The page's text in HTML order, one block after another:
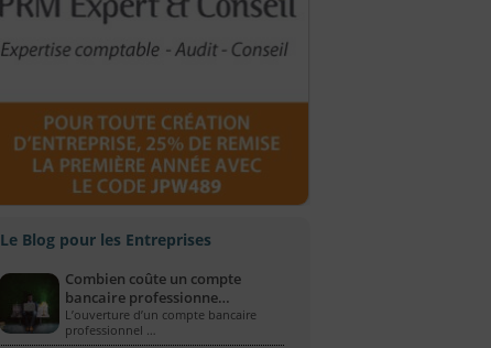
Le Blog pour les Entreprises
Combien coûte un compte
bancaire professionne…
L’ouverture d’un compte bancaire
professionnel …